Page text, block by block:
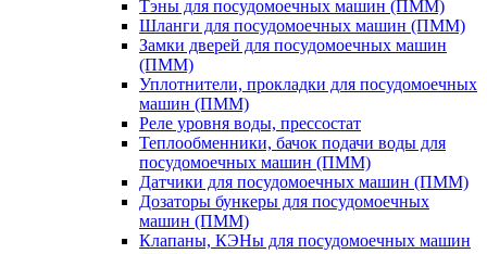
Тэны для посудомоечных машин (ПММ)
Шланги для посудомоечных машин (ПММ)
Замки дверей для посудомоечных машин
(ПММ)
Уплотнители, прокладки для посудомоечных
машин (ПММ)
Реле уровня воды, прессостат
Теплообменники, бачок подачи воды для
посудомоечных машин (ПММ)
Датчики для посудомоечных машин (ПММ)
Дозаторы бункеры для посудомоечных
машин (ПММ)
Клапаны, КЭНы для посудомоечных машин